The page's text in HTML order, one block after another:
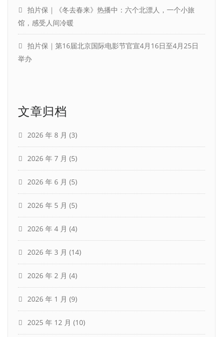
拍片保｜《冬去春来》热播中：六个北漂人，一个小旅
馆，感受人间冷暖
拍片保｜第16届北京国际电影节官宣4月16日至4月25日
举办
文章归档
2026 年 8 月 (3)
2026 年 7 月 (5)
2026 年 6 月 (5)
2026 年 5 月 (5)
2026 年 4 月 (4)
2026 年 3 月 (14)
2026 年 2 月 (4)
2026 年 1 月 (9)
2025 年 12 月 (10)